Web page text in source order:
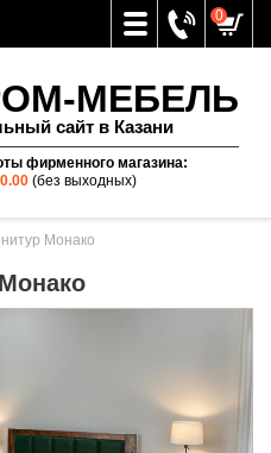
0
МЕБЕЛЬ
сайт в Казани
фирменного магазина:
(без выходных)
Монако